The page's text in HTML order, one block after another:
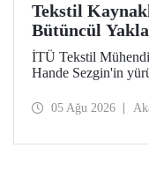
Tekstil
Bütüncül
Azaltım
TÜBİTAK
İTÜ Tekstil
Hande Sezgin'in
Koşullarına Bağlı
05 Ağu 2026